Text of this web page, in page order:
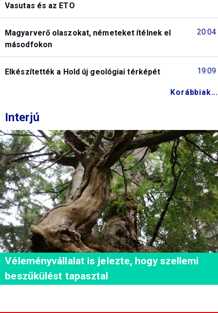
Vasutas és az ETO
20:04
Magyarverő olaszokat, németeket ítélnek el
másodfokon
19:09
Elkészítették a Hold új geológiai térképét
Korábbiak...
Interjú
Véleményvállalat is jelezte, hogy szellemi
beszűkülést tapasztal